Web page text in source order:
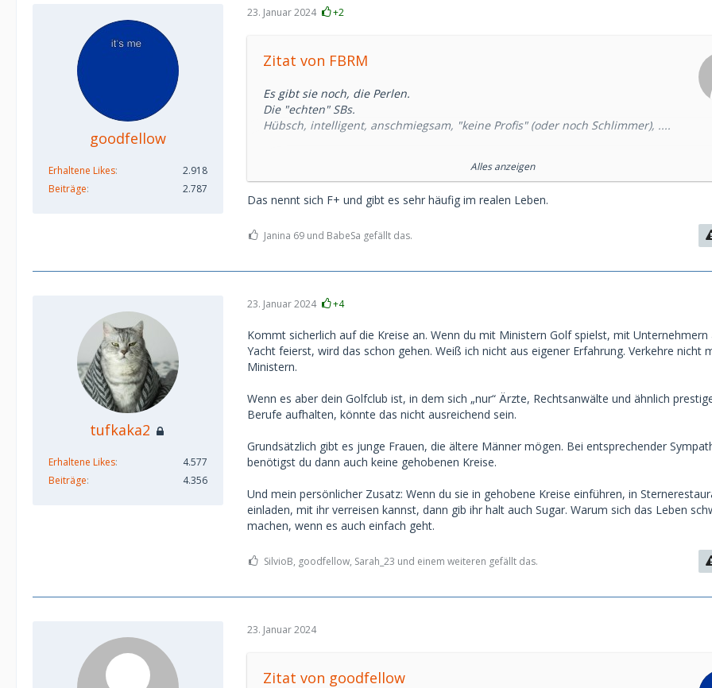
goodfellow
Erhaltene Likes
2.918
Beiträge
2.787
23. Januar 2024 +2
Zitat von FBRM
Es gibt sie noch, die Perlen.
Die "echten" SBs.
Hübsch, intelligent, anschmiegsam, "keine Profis" (oder noch Schlimmer), ....
Weiterkommen, läd ein, nimmt das SG zu interessanten Veranstaltungen mit
Kreisen, Austellungen, Treffen, pp. ...natürlich auch Reisen. Sorgt für
Restaurant), Kino, pp. ...
was".
Aber (!!!):
- Kein TG
- Keine festen, verpflichteten Zahlungen
ihm zum Tierarzt... - genau so schon erlebt -)
- Keine Dramas und Co.
...es kann auch eine Freundin daraus werden...
(Immer mit der nötigen Vorsicht)
Er hat sowas schonmal erlebt?
Wer mag berichten?
(Ich später, wenn ich Zeit und Muse dazu habe...)
Alles anzeigen
Das nennt sich F+ und gibt es sehr häufig im realen Leben.
Janina 69 und BabeSa gefällt das.
tufkaka2
Erhaltene Likes
4.577
Beiträge
4.356
23. Januar 2024 +4
Kommt sicherlich auf die Kreise an. Wenn du mit Ministern Golf spielst, mit Unternehmern
Yacht feierst, wird das schon gehen. Weiß ich nicht aus eigener Erfahrung. Verkehre nicht
Ministern.
Wenn es aber dein Golfclub ist, in dem sich „nur“ Ärzte, Rechtsanwälte und ähnlich
Berufe aufhalten, könnte das nicht ausreichend sein.
Grundsätzlich gibt es junge Frauen, die ältere Männer mögen. Bei entsprechender
benötigst du dann auch keine gehobenen Kreise.
Und mein persönlicher Zusatz: Wenn du sie in gehobene Kreise einführen, in
einladen, mit ihr verreisen kannst, dann gib ihr halt auch Sugar. Warum sich das Leben
machen, wenn es auch einfach geht.
SilvioB, goodfellow, Sarah_23 und einem weiteren gefällt das.
23. Januar 2024
Zitat von goodfellow